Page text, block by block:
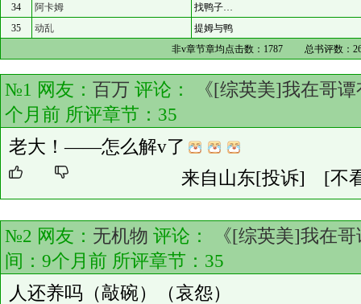
34
阿卡姆
找鸭子…
35
动乱
提姆与鸭
非v章节章均点击数： 1787 总书评数：
№1 网友： 百万 评论：
《[综英美]我在哥
个月前 所评章节： 35
老大！——怎么解v了
来自山东[投诉] [不
№2 网友： 无机物 评论：
《[综英美]我在
间：9个月前 所评章节： 35
人还养吗（敲碗）（哀怨）